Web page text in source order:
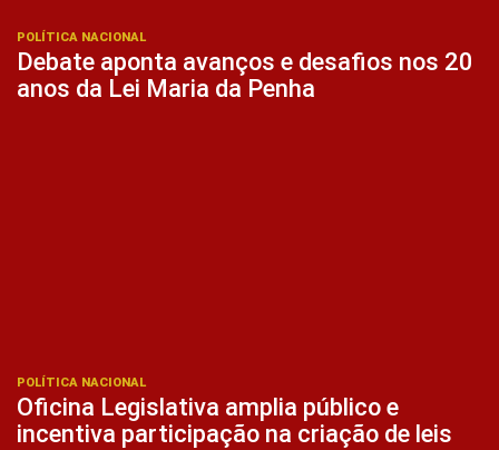
POLÍTICA NACIONAL
Debate aponta avanços e desafios nos 20
anos da Lei Maria da Penha
POLÍTICA NACIONAL
Oficina Legislativa amplia público e
incentiva participação na criação de leis